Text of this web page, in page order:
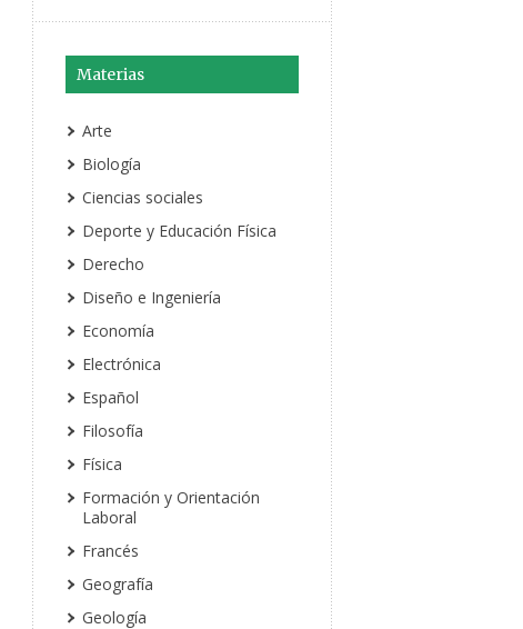
Materias
Arte
Biología
Ciencias sociales
Deporte y Educación Física
Derecho
Diseño e Ingeniería
Economía
Electrónica
Español
Filosofía
Física
Formación y Orientación
Laboral
Francés
Geografía
Geología